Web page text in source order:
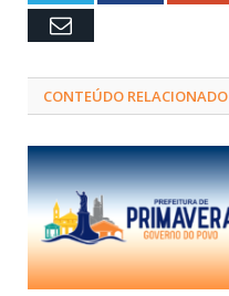
Email
CONTEÚDO RELACIONADO